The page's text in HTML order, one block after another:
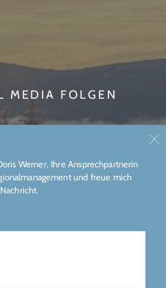
Werner, Ihre Ansprechpartnerin
und freue mich
MEDIA FOLGEN